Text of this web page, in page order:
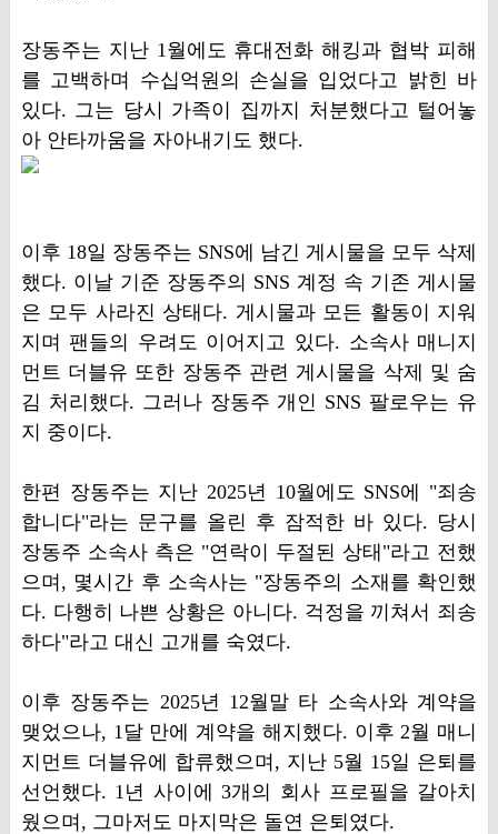
장동주는 지난 1월에도 휴대전화 해킹과 협박 피해
를 고백하며 수십억원의 손실을 입었다고 밝힌 바
있다. 그는 당시 가족이 집까지 처분했다고 털어놓
아 안타까움을 자아내기도 했다.
이후 18일 장동주는 SNS에 남긴 게시물을 모두 삭제
했다. 이날 기준 장동주의 SNS 계정 속 기존 게시물
은 모두 사라진 상태다. 게시물과 모든 활동이 지워
지며 팬들의 우려도 이어지고 있다. 소속사 매니지
먼트 더블유 또한 장동주 관련 게시물을 삭제 및 숨
김 처리했다. 그러나 장동주 개인 SNS 팔로우는 유
지 중이다.
한편 장동주는 지난 2025년 10월에도 SNS에 "죄송
합니다"라는 문구를 올린 후 잠적한 바 있다. 당시
장동주 소속사 측은 "연락이 두절된 상태"라고 전했
으며, 몇시간 후 소속사는 "장동주의 소재를 확인했
다. 다행히 나쁜 상황은 아니다. 걱정을 끼쳐서 죄송
하다"라고 대신 고개를 숙였다.
이후 장동주는 2025년 12월말 타 소속사와 계약을
맺었으나, 1달 만에 계약을 해지했다. 이후 2월 매니
지먼트 더블유에 합류했으며, 지난 5월 15일 은퇴를
선언했다. 1년 사이에 3개의 회사 프로필을 갈아치
웠으며, 그마저도 마지막은 돌연 은퇴였다.